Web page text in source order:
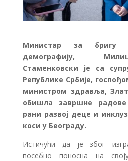
Министар за
демографију,
Стаменковски је са
Републике Србије,
министром здравља,
обишла завршне
рани развој деце и
коси у Београду.
Истичући да је због
посебно поносна на